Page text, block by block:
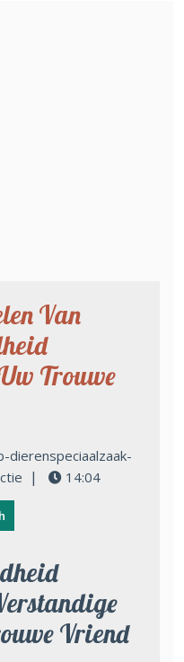
Van
Trouwe
dierenspeciaalzaak-
| 14:04
Vriend